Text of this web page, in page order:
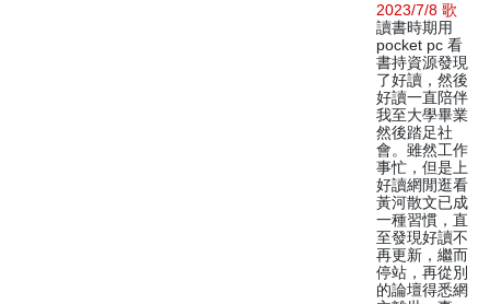
2023/7/8 歌
讀書時期用
pocket pc 看
書持資源發現
了好讀，然後
好讀一直陪伴
我至大學畢業
然後踏足社
會。雖然工作
事忙，但是上
好讀網閒逛看
黃河散文已成
一種習慣，直
至發現好讀不
再更新，繼而
停站，再從別
的論壇得悉網